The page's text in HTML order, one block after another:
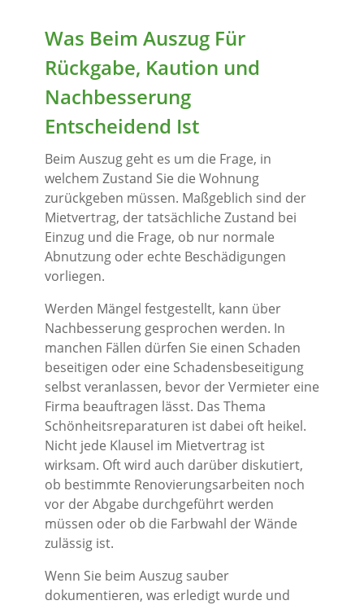
Was Beim Auszug Für
Rückgabe, Kaution und
Nachbesserung
Entscheidend Ist
Beim Auszug geht es um die Frage, in
welchem Zustand Sie die Wohnung
zurückgeben müssen. Maßgeblich sind der
Mietvertrag, der tatsächliche Zustand bei
Einzug und die Frage, ob nur normale
Abnutzung oder echte Beschädigungen
vorliegen.
Werden Mängel festgestellt, kann über
Nachbesserung gesprochen werden. In
manchen Fällen dürfen Sie einen Schaden
beseitigen oder eine Schadensbeseitigung
selbst veranlassen, bevor der Vermieter eine
Firma beauftragen lässt. Das Thema
Schönheitsreparaturen ist dabei oft heikel.
Nicht jede Klausel im Mietvertrag ist
wirksam. Oft wird auch darüber diskutiert,
ob bestimmte Renovierungsarbeiten noch
vor der Abgabe durchgeführt werden
müssen oder ob die Farbwahl der Wände
zulässig ist.
Wenn Sie beim Auszug sauber
dokumentieren, was erledigt wurde und